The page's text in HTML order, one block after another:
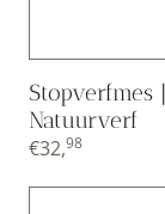
Stopverfmes
Natuurverf
€32,98